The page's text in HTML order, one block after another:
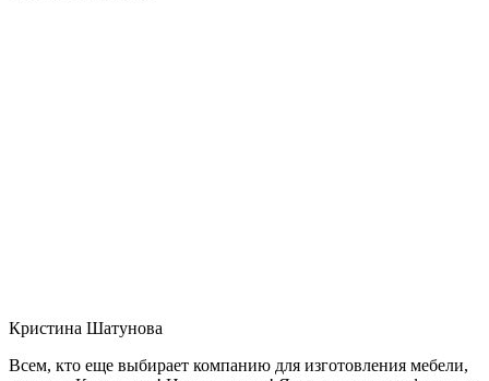
Кристина Шатунова
Всем, кто еще выбирает компанию для изготовления мебели,